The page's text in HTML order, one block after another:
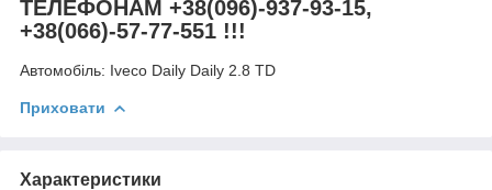
ТЕЛЕФОНАМ +38(096)-937-93-15,
+38(066)-57-77-551 !!!
Автомобіль: Iveco Daily Daily 2.8 TD
Приховати
Характеристики